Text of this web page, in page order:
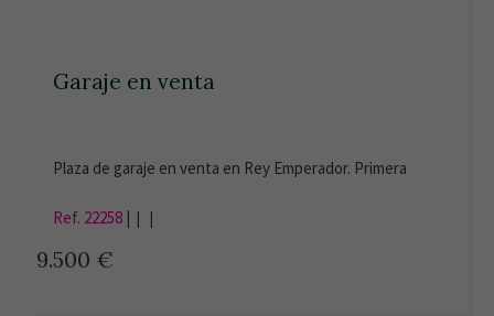
Garaje en venta
Plaza de garaje en venta en Rey Emperador. Primera
Ref. 22258
| |
9.500 €